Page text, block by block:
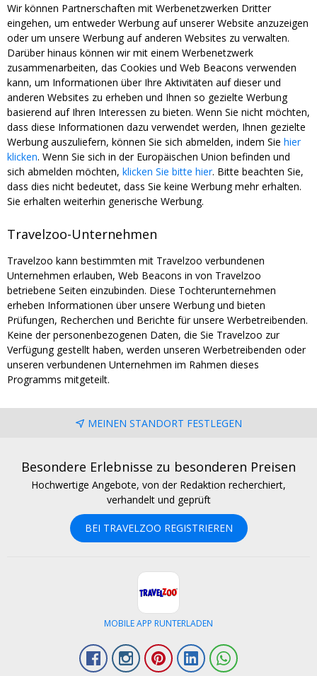
Wir können Partnerschaften mit Werbenetzwerken Dritter
eingehen, um entweder Werbung auf unserer Website anzuzeigen
oder um unsere Werbung auf anderen Websites zu verwalten.
Darüber hinaus können wir mit einem Werbenetzwerk
zusammenarbeiten, das Cookies und Web Beacons verwenden
kann, um Informationen über Ihre Aktivitäten auf dieser und
anderen Websites zu erheben und Ihnen so gezielte Werbung
basierend auf Ihren Interessen zu bieten. Wenn Sie nicht möchten,
dass diese Informationen dazu verwendet werden, Ihnen gezielte
Werbung auszuliefern, können Sie sich abmelden, indem Sie hier
klicken. Wenn Sie sich in der Europäischen Union befinden und
sich abmelden möchten, klicken Sie bitte hier. Bitte beachten Sie,
dass dies nicht bedeutet, dass Sie keine Werbung mehr erhalten.
Sie erhalten weiterhin generische Werbung.
Travelzoo-Unternehmen
Travelzoo kann bestimmten mit Travelzoo verbundenen
Unternehmen erlauben, Web Beacons in von Travelzoo
betriebene Seiten einzubinden. Diese Tochterunternehmen
erheben Informationen über unsere Werbung und bieten
Prüfungen, Recherchen und Berichte für unsere Werbetreibenden.
Keine der personenbezogenen Daten, die Sie Travelzoo zur
Verfügung gestellt haben, werden unseren Werbetreibenden oder
unseren verbundenen Unternehmen im Rahmen dieses
Programms mitgeteilt.
MEINEN STANDORT FESTLEGEN
Besondere Erlebnisse zu besonderen Preisen
Hochwertige Angebote, von der Redaktion recherchiert,
verhandelt und geprüft
BEI TRAVELZOO REGISTRIEREN
MOBILE APP RUNTERLADEN
FacebookInstagramPinterestLinkedIn